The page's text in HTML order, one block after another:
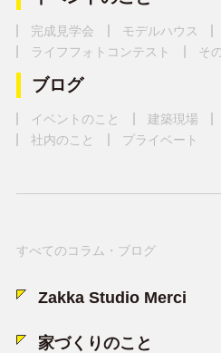
完成見学会 モデルハウス
ライフフォトコンテスト
そ
ブログ
イベントのこと 建築現場
社内のこと
プライベート
すべてのコラム・ブログ
Zakka Studio Merci
家づくりのこと